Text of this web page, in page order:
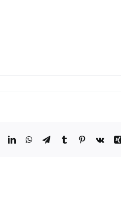
LinkedInWhatsApp
TelegramTumblrPinterest
Vk